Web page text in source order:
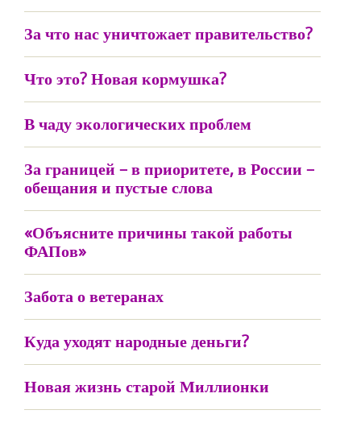
За что нас уничтожает правительство?
Что это? Новая кормушка?
В чаду экологических проблем
За границей – в приоритете, в России –
обещания и пустые слова
«Объясните причины такой работы
ФАПов»
Забота о ветеранах
Куда уходят народные деньги?
Новая жизнь старой Миллионки